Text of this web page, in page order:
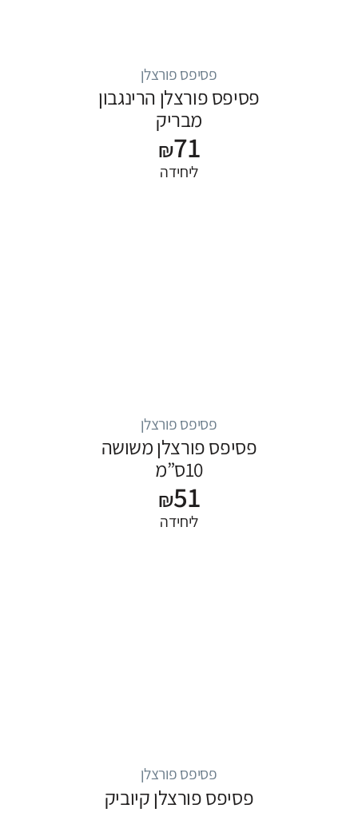
פסיפס פורצלן
פסיפס פורצלן הרינגבון
מבריק
₪71
ליחידה
פסיפס פורצלן
פסיפס פורצלן משושה
10ס”מ
₪51
ליחידה
פסיפס פורצלן
פסיפס פורצלן קיוביק